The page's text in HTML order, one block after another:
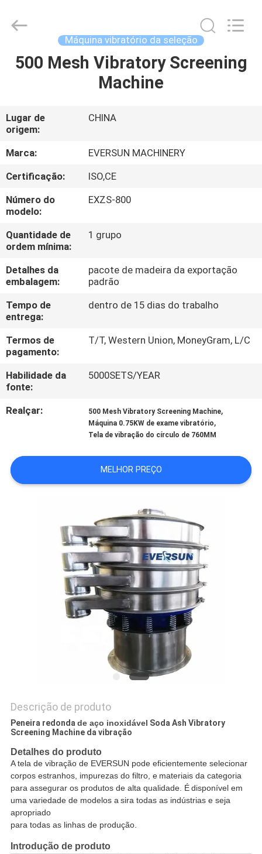
CASA
SHOW
DE
RV
SOBRE
NÓS
EXCURSÃO
DA
FÁBRICA
CONTROLE
DA
QUALIDADE
CONTACTE-
PEÇA
CITAÇÕES
SITEMAP
POLÍTICA
(Henan)
Reserved.
Máquina vibratório da seleção
500 Mesh Vibratory Screening
Machine
Lugar de
origem:
CHINA
Marca:
EVERSUN MACHINERY
Certificação:
ISO,CE
Número do
modelo:
EXZS-800
Quantidade de
ordem mínima:
1 grupo
Detalhes da
embalagem:
pacote de madeira da exportação
padrão
Tempo de
entrega:
dentro de 15 dias do trabalho
Termos de
pagamento:
T/T, Western Union, MoneyGram, L/C
Habilidade da
fonte:
5000SETS/YEAR
Realçar: 500 Mesh Vibratory Screening Machine,
Máquina 0.75KW de exame vibratório,
Tela de vibração do círculo de 760MM
MELHOR PREÇO
Descrição de produto
Peneira redondade aço inoxidável Soda Ash Vibratory
Screening Machine da vibração
Detalhes do produto
A tela de vibração de EVERSUN pode eficientemente selecionar
corpos estranhos, impurezas do filtro, e materiais da categoria
para assegurar os produtos de alta qualidade. Édisponível em
uma variedade de modelos asira todas as indústrias e seja
apropriado
para todas as linhas de produção.
Introdução de produto